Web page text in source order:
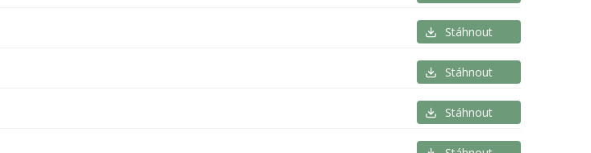
Stáhnout
Stáhnout
Stáhnout